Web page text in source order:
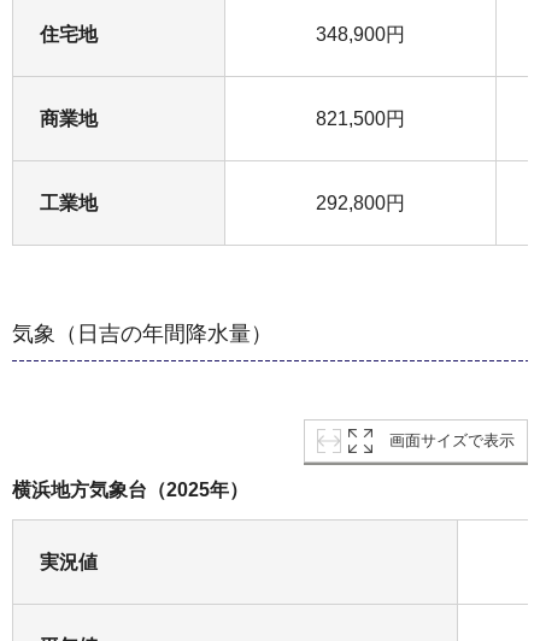
住宅地 348,900円
商業地 821,500円
工業地 292,800円
気象（日吉の年間降水量）
画面サイズで表示
横浜地方気象台（2025年）
実況値